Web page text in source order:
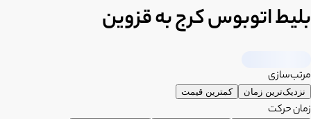
بلیط اتوبوس کرج به قزوین
مرتب‌سازی
نزدیک‌ترین زمان کمترین قیمت
زمان حرکت